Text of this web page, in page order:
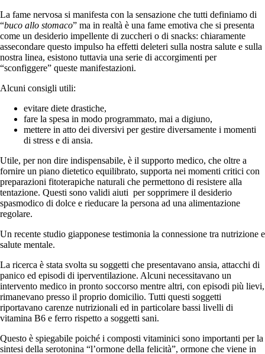
La fame nervosa si manifesta con la sensazione che tutti definiamo di
“buco allo stomaco” ma in realtà è una fame emotiva che si presenta
come un desiderio impellente di zuccheri o di snacks: chiaramente
assecondare questo impulso ha effetti deleteri sulla nostra salute e sulla
nostra linea, esistono tuttavia una serie di accorgimenti per
“sconfiggere” queste manifestazioni.
Alcuni consigli utili:
evitare diete drastiche,
fare la spesa in modo programmato, mai a digiuno,
mettere in atto dei diversivi per gestire diversamente i momenti
di stress e di ansia.
Utile, per non dire indispensabile, è il supporto medico, che oltre a
fornire un piano dietetico equilibrato, supporta nei momenti critici con
preparazioni fitoterapiche naturali che permettono di resistere alla
tentazione. Questi sono validi aiuti per sopprimere il desiderio
spasmodico di dolce e rieducare la persona ad una alimentazione
regolare.
Un recente studio giapponese testimonia la connessione tra nutrizione e
salute mentale.
La ricerca è stata svolta su soggetti che presentavano ansia, attacchi di
panico ed episodi di iperventilazione. Alcuni necessitavano un
intervento medico in pronto soccorso mentre altri, con episodi più lievi,
rimanevano presso il proprio domicilio. Tutti questi soggetti
riportavano carenze nutrizionali ed in particolare bassi livelli di
vitamina B6 e ferro rispetto a soggetti sani.
Questo è spiegabile poiché i composti vitaminici sono importanti per la
sintesi della serotonina “l’ormone della felicità”, ormone che viene in